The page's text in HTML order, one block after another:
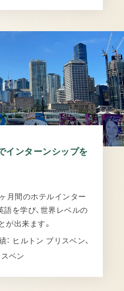
インターンシップを
月間のホテルインター
を学び、世界レベルの
が出来ます。
ヒルトン ブリスベン、
ベン